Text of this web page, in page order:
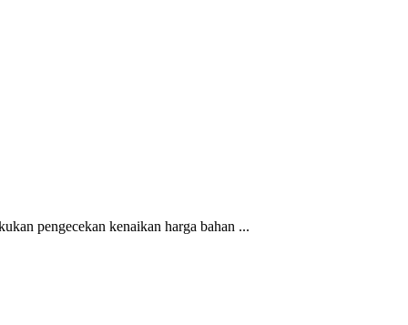
pengecekan kenaikan harga bahan ...